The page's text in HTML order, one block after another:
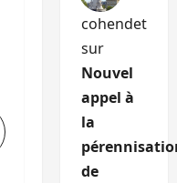
cohendet
sur
Nouvel
appel à
la
de